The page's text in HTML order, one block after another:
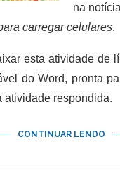
na notícia
carregar celulares.
esta atividade de
do Word, pronta
atividade respondida.
CONTINUAR LENDO